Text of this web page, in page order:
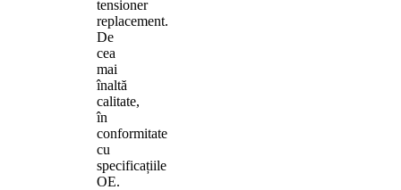
tensioner
replacement.
De
cea
mai
înaltă
calitate,
în
conformitate
cu
specificațiile
OE.